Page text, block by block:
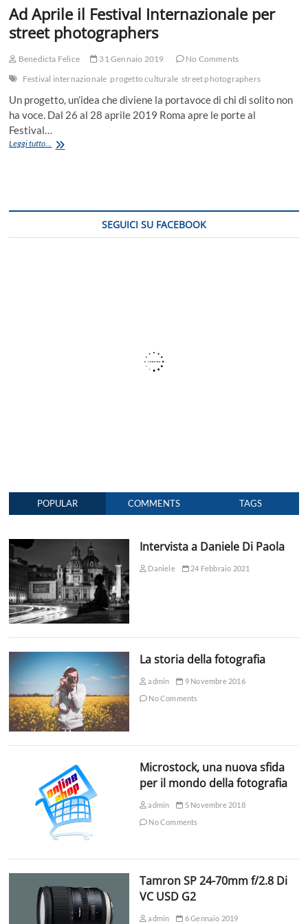
Ad Aprile il Festival Internazionale per
street photographers
Benedicta Felice 31 Gennaio 2019
No Comments
Festival internazionale progetto culturale street photographers
Un progetto, un’idea che diviene la portavoce di chi di solito non
ha voce. Dal 26 al 28 aprile 2019 Roma apre le porte al
Festival…
Leggi tutto...
Ad
SEGUICI SU FACEBOOK
POPULAR COMMENTS TAGS
Intervista a Daniele Di Paola
Daniele 24 Febbraio 2021
La storia della fotografia
admin
9 Novembre 2016
No Comments
Microstock, una nuova sfida
per il mondo della fotografia
admin
5 Novembre 2018
No Comments
Tamron SP 24-70mm f/2.8 Di
VC USD G2
admin 6 Gennaio 2019